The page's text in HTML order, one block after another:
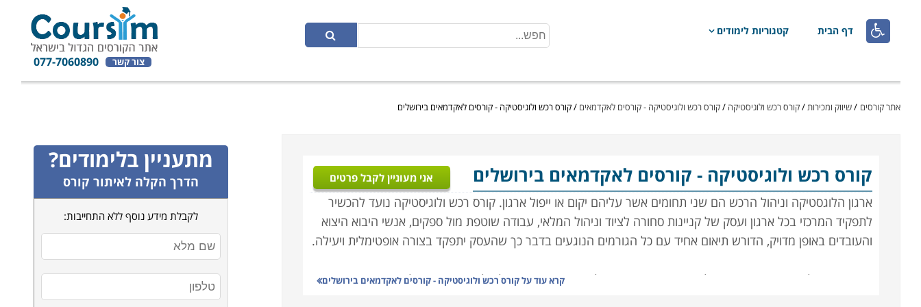
 דף הבית קטגוריות לימודים
צור קשר 077-7060890
אתר קורסים /שיווק ומכירות/קורס רכש ולוגיסטיקה /קורס רכש ולוגיסטיקה - קורסים לאקדמאים /קורס רכש ולוגיסטיקה - קורסים לאקדמאים בירושלים
קורס רכש ולוגיסטיקה- קורסים לאקדמאים בירושלים אני מעוניין לקבל פרטים
ארגון הלוגסטיקה וניהול הרכש הם שני תחומים אשר עליהם יקום או ייפול ארגון. קורס רכש ולוגיסטיקה נועד להכשיר
לתפקיד המרכזי בכל ארגון ועסק של קניינות סחורה לציוד וניהול המלאי, עבודה שוטפת מול ספקים, אנשי היבוא היצוא
והעובדים באופן מדויק, הדורש תיאום אחיד עם כל הגורמים הנוגעים בדבר כך שהעסק יתפקד בצורה אופטימלית ויעילה.
הנושאים הנלמדים בקורס הם ניהול המשאב האנושי, ניהול איכות, ארגון ותפעול מלאי העסק, ניהול הצד הפיננסי,
קרא עוד עלקורס רכש ולוגיסטיקה - קורסים לאקדמאים בירושלים
מתעניין בלימודים?
הדרך הקלה לאיתור קורס
לקבלת מידע נוסף ללא התחייבות: